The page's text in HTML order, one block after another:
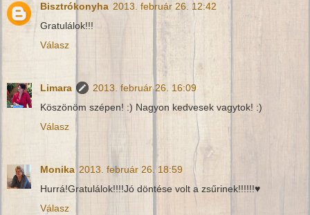
Bisztrókonyha 2013. február 26. 12:42
Gratulálok!!!
Válasz
Limara
2013. február 26. 16:09
Köszönöm szépen! :) Nagyon kedvesek vagytok! :)
Válasz
Monika 2013. február 26. 18:59
Hurrá!Gratulálok!!!!Jó döntése volt a zsűrinek!!!!!!♥
Válasz